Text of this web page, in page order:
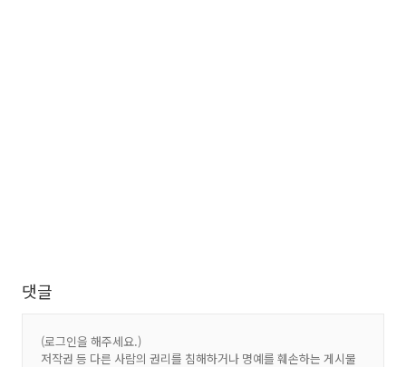
댓글